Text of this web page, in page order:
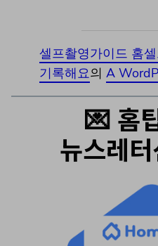
셀프촬영가이드 홈
기록해요의 A
💌 홈
뉴스레